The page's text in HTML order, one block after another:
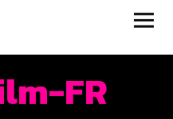
FR